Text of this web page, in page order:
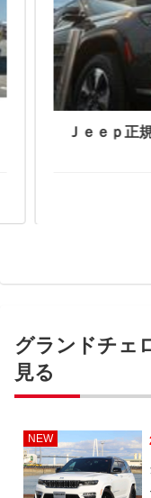
グランドチェ
見る
NEW